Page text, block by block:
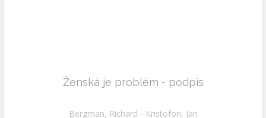
Ženská je problém - podpis
Bergman, Richard - Kristofori, Jan